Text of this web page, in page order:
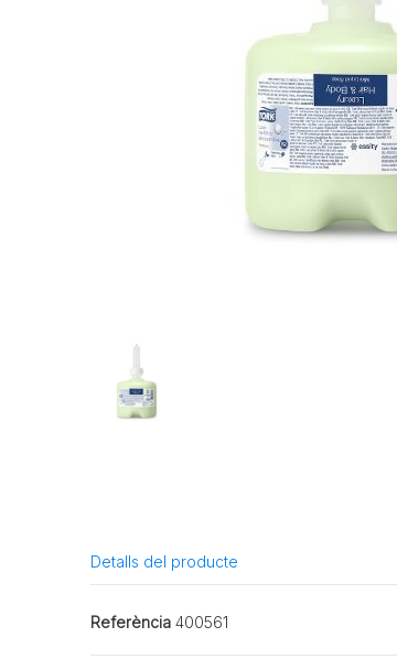
Detalls del producte
Referència 400561